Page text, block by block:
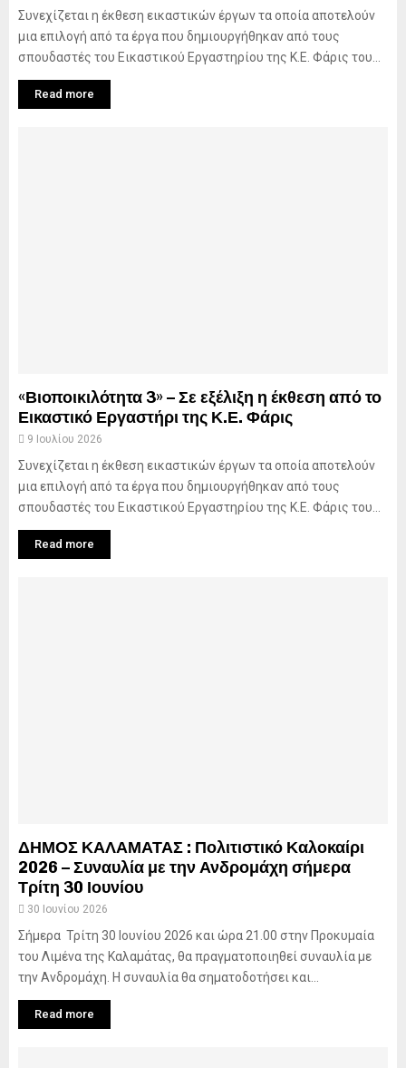
Συνεχίζεται η έκθεση εικαστικών έργων τα οποία αποτελούν
μια επιλογή από τα έργα που δημιουργήθηκαν από τους
σπουδαστές του Εικαστικού Εργαστηρίου της Κ.Ε. Φάρις του...
Read more
«Βιοποικιλότητα 3» – Σε εξέλιξη η έκθεση από το
Εικαστικό Εργαστήρι της Κ.Ε. Φάρις
9 Ιουλίου 2026
Συνεχίζεται η έκθεση εικαστικών έργων τα οποία αποτελούν
μια επιλογή από τα έργα που δημιουργήθηκαν από τους
σπουδαστές του Εικαστικού Εργαστηρίου της Κ.Ε. Φάρις του...
Read more
ΔΗΜΟΣ ΚΑΛΑΜΑΤΑΣ : Πολιτιστικό Καλοκαίρι
2026 – Συναυλία με την Ανδρομάχη σήμερα
Τρίτη 30 Ιουνίου
30 Ιουνίου 2026
Σήμερα Τρίτη 30 Ιουνίου 2026 και ώρα 21.00 στην Προκυμαία
του Λιμένα της Καλαμάτας, θα πραγματοποιηθεί συναυλία με
την Ανδρομάχη. Η συναυλία θα σηματοδοτήσει και...
Read more